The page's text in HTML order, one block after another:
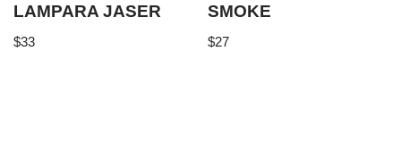
LAMPARA JASER
$33
SMOKE
$27